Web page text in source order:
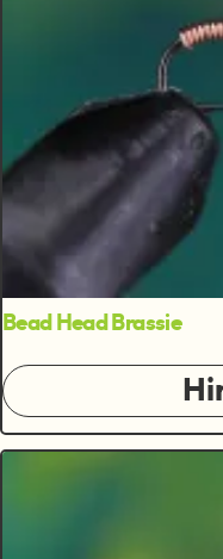
Bead Head Brassie